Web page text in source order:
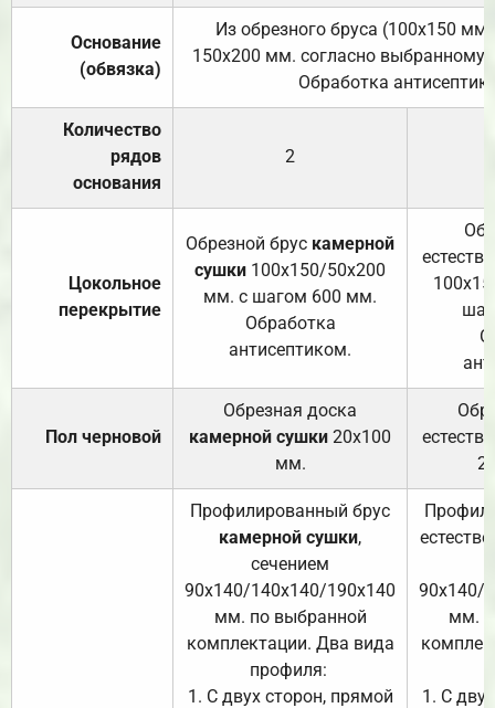
Основание
(обвязка)
Из обрезного бруса (100х150
150х200 мм. согласно выбранному
Обработка
Количество
рядов
основания
2
Цокольное
перекрытие
Обрезной брус камерной
сушки 100х150/50х200
мм. с шагом 600 мм.
Обработка
антисептиком.
Пол черновой
Обрезная доска
камерной сушки 20х100
мм.
Профилированный брус
камерной сушки,
сечением
90х140/140х140/190х140
мм. по выбранной
комплектации. Два вида
профиля:
1. С двух сторон, прямой
90х140/
мм.
1. С